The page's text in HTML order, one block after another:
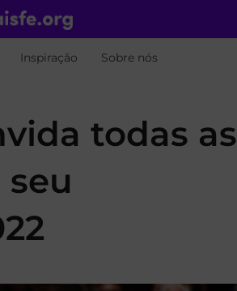
Inspiração Sobre nós
todas as